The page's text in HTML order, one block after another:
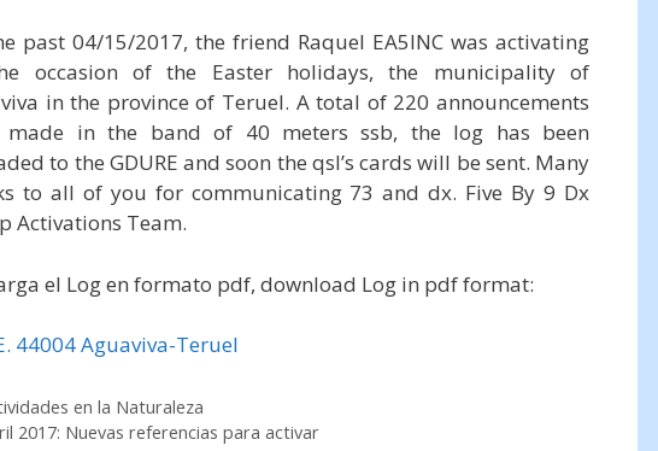
past 04/15/2017, the friend Raquel EA5INC was activating
occasion of the Easter holidays, the municipality of
in the province of Teruel. A total of 220 announcements
made in the band of 40 meters ssb, the log has been
to the GDURE and soon the qsl’s cards will be sent. Many
to all of you for communicating 73 and dx. Five By 9 Dx
Activations Team.
el Log en formato pdf, download Log in pdf format:
44004 Aguaviva-Teruel
en la Naturaleza
2017: Nuevas referencias para activar